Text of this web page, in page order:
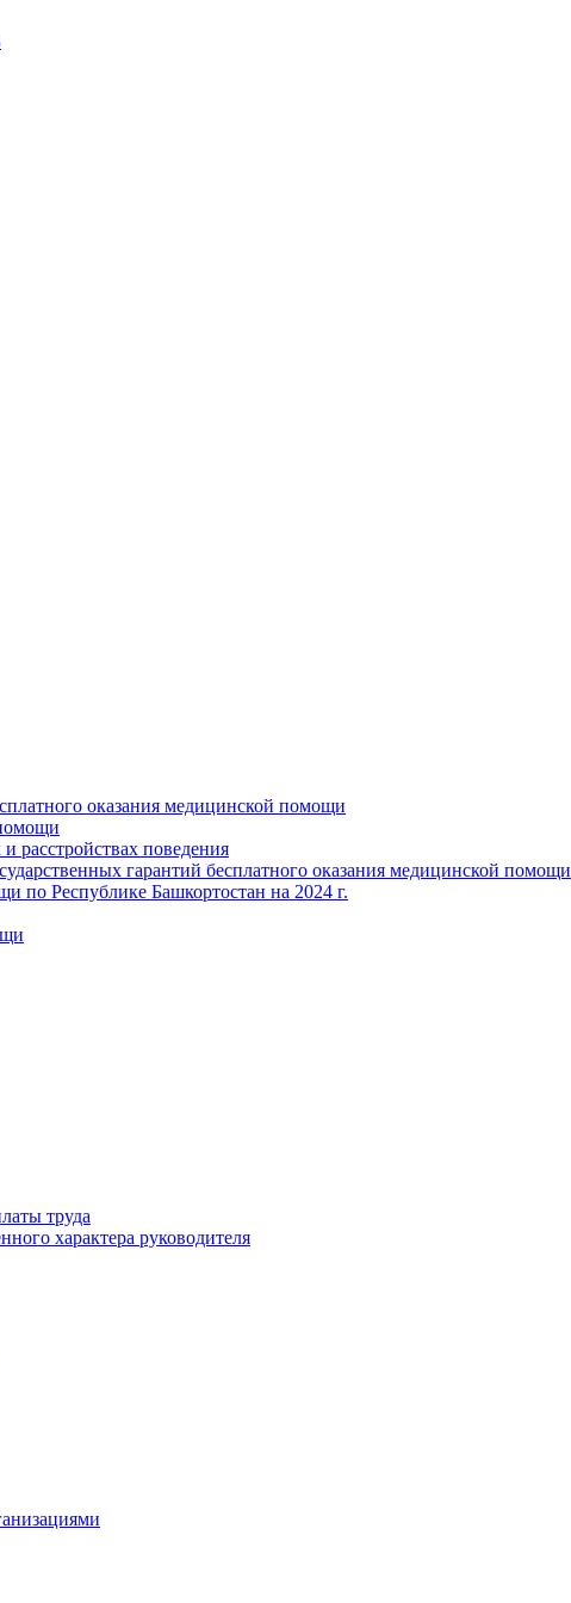
оказания медицинской помощи
расстройствах поведения
гарантий бесплатного оказания медицинской помощи
по Республике Башкортостан на 2024 г.
труда
характера руководителя